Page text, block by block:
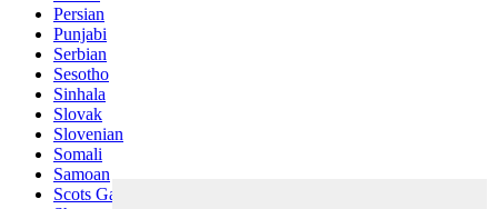
Persian
Punjabi
Serbian
Sesotho
Sinhala
Slovak
Slovenian
Somali
Samoan
Scots Gaelic